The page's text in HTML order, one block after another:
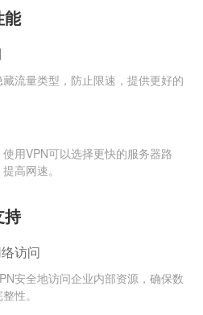
能
流量类型，防止限速，提供更好的
用VPN可以选择更快的服务器路
高网速。
持
访问
安全地访问企业内部资源，确保数
性。